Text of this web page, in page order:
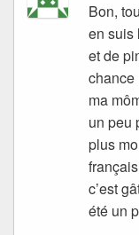
Bon,
en suis
et de
chance
ma
un peu
plus
c’est
été un